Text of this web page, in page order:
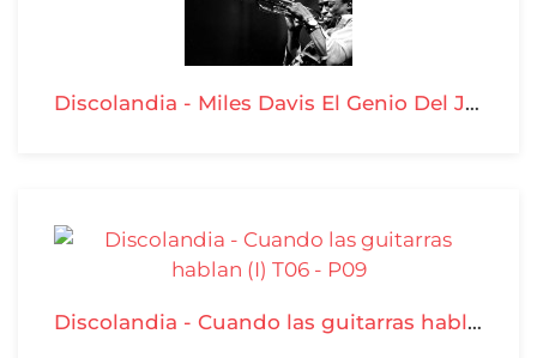
Discolandia - Miles Davis El Genio Del Jazz T06 - P10
Discolandia - Cuando las guitarras hablan (I) T06 - P09